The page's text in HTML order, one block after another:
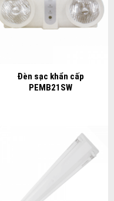
Đèn sạc khẩn cấp
PEMB21SW